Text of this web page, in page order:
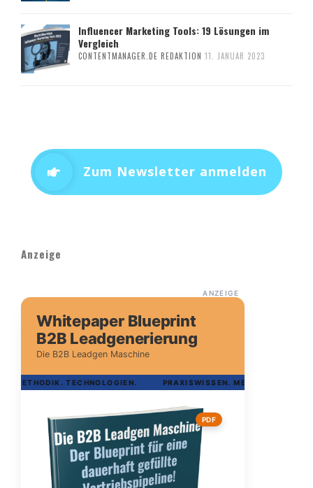
Influencer Marketing Tools: 19 Lösungen im
Vergleich
CONTENTMANAGER.DE REDAKTION 11. JANUAR 2023
Zum Newsletter anmelden
Anzeige